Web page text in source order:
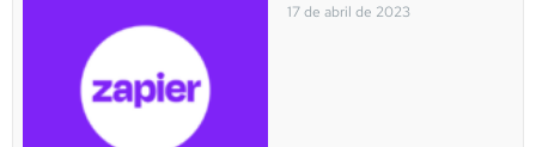
17 de abril de 2023